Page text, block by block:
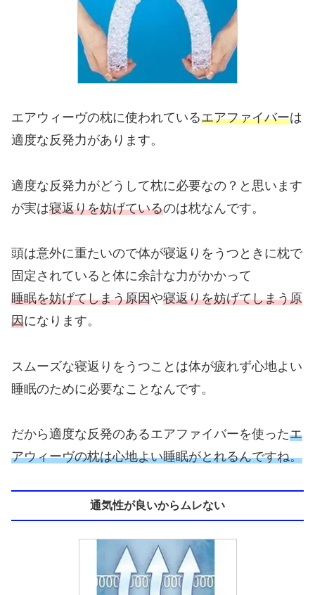
エアウィーヴの枕に使われているエアファイバーは
適度な反発力があります。
適度な反発力がどうして枕に必要なの？と思います
が実は寝返りを妨げているのは枕なんです。
頭は意外に重たいので体が寝返りをうつときに枕で
固定されていると体に余計な力がかかって
睡眠を妨げてしまう原因や寝返りを妨げてしまう原
因になります。
スムーズな寝返りをうつことは体が疲れず心地よい
睡眠のために必要なことなんです。
だから適度な反発のあるエアファイバーを使ったエ
アウィーヴの枕は心地よい睡眠がとれるんですね。
通気性が良いからムレない